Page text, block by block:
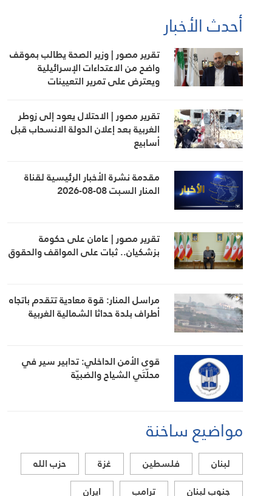
أحدث الأخبار
تقرير مصور | وزير الصحة يطالب بموقف
واضح من الاعتداءات الإسرائيلية
ويعترض على تمرير التعيينات
تقرير مصور | الاحتلال يعود إلى زوطر
الغربية بعد إعلان الدولة الانسحاب قبل
أسابيع
مقدمة نشرة الأخبار الرئيسية لقناة
المنار السبت 08-08-2026
تقرير مصور | عامان على حكومة
بزشكيان.. ثبات على المواقف والحقوق
مراسل المنار: قوة معادية تتقدم باتجاه
أطراف بلدة حداثا الشمالية الغربية
قوى الأمن الداخلي: تدابير سير في
محلّتَي الشياح والضبيّة
مواضيع ساخنة
لبنان فلسطين غزة
حزب الله
جنوب لبنان
ترامب
ايران